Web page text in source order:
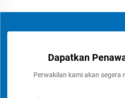
Dapatkan
Perwakilan kami akan segera